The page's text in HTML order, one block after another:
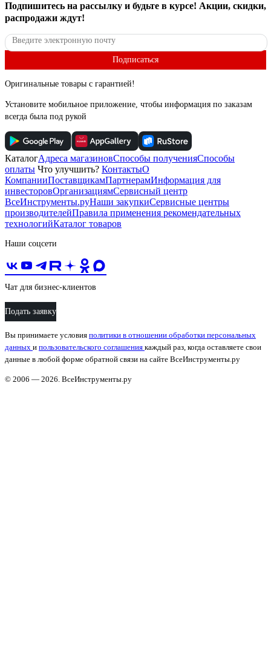
Подпишитесь на рассылку и будьте в курсе! Акции, скидки,
распродажи ждут!
Подписаться
Оригинальные товары с гарантией!
Установите мобильное приложение, чтобы информация по заказам
всегда была под рукой
КаталогАдреса магазиновСпособы полученияСпособы
оплаты Что улучшить? КонтактыО
КомпанииПоставщикамПартнерамИнформация для
инвесторовОрганизациямСервисный центр
ВсеИнструменты.руНаши закупкиСервисные центры
производителейПравила применения рекомендательных
технологийКаталог товаров
Наши соцсети
Чат для бизнес-клиентов
Подать заявку
Вы принимаете условия политики в отношении обработки персональных
данных и пользовательского соглашения каждый раз, когда оставляете свои
данные в любой форме обратной связи на сайте ВсеИнструменты.ру
© 2006 — 2026. ВсеИнструменты.ру